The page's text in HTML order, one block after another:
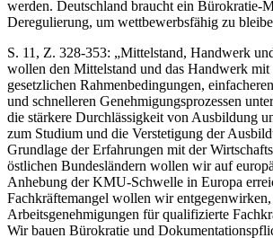
werden. Deutschland braucht ein Bürokratie-
Deregulierung, um wettbewerbsfähig zu
S. 11, Z. 328-353: „Mittelstand, Handwerk
wollen den Mittelstand und das Handwerk
gesetzlichen Rahmenbedingungen,
und schnelleren Genehmigungsprozessen
die stärkere Durchlässigkeit von Ausbildung
zum Studium und die Verstetigung der
Grundlage der Erfahrungen mit der
östlichen Bundesländern wollen wir auf
Anhebung der KMU-Schwelle in Europa
Fachkräftemangel wollen wir
Arbeitsgenehmigungen für qualifizierte
Wir bauen Bürokratie und